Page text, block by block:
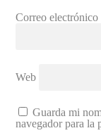
Correo electrónico
Web
Guarda mi
navegador para la